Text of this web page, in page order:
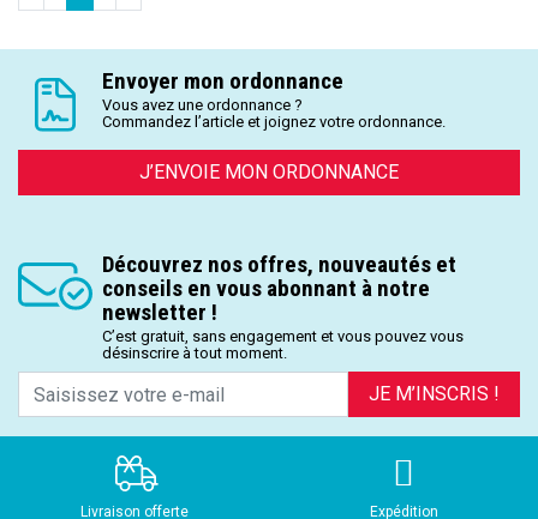
Envoyer mon ordonnance
Vous avez une ordonnance ?
Commandez l’article et joignez votre ordonnance.
J’ENVOIE MON ORDONNANCE
Découvrez nos offres, nouveautés et
conseils en vous abonnant à notre
newsletter !
C’est gratuit, sans engagement et vous pouvez vous
désinscrire à tout moment.
JE M’INSCRIS !
Livraison offerte Expédition